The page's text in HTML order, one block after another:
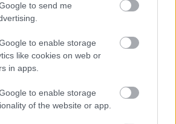
to send me
to enable storage
like cookies on web or
in apps.
to enable storage
of the website or app.
énekesnője Connie Sgarbossa
aH84U
bumerángként visszatérő Scott
igazi támadás az
aWho Needs Whoúgy hangzik,
indulója. A név kötelez, a
nem maradt csak a nyers erő és
ásó hangja teszi keretbe a